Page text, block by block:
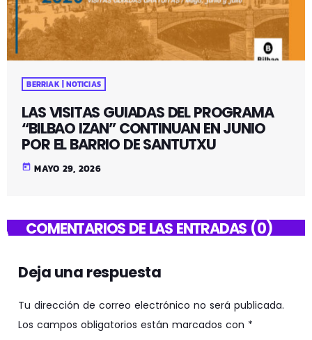
BERRIAK | NOTICIAS
LAS VISITAS GUIADAS DEL PROGRAMA
“BILBAO IZAN” CONTINUAN EN JUNIO
POR EL BARRIO DE SANTUTXU
today MAYO 29, 2026
COMENTARIOS DE LAS ENTRADAS (0)
Deja una respuesta
Tu dirección de correo electrónico no será publicada.
Los campos obligatorios están marcados con *